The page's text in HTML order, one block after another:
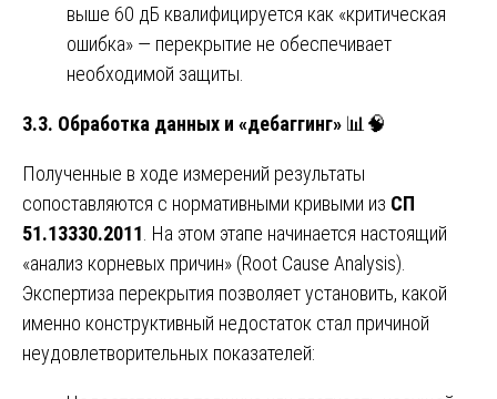
выше 60 дБ квалифицируется как «критическая
ошибка» — перекрытие не обеспечивает
необходимой защиты.
3.3. Обработка данных и «дебаггинг» 📊🧠
Полученные в ходе измерений результаты
сопоставляются с нормативными кривыми из СП
51.13330.2011 . На этом этапе начинается настоящий
«анализ корневых причин» (Root Cause Analysis).
Экспертиза перекрытия позволяет установить, какой
именно конструктивный недостаток стал причиной
неудовлетворительных показателей: